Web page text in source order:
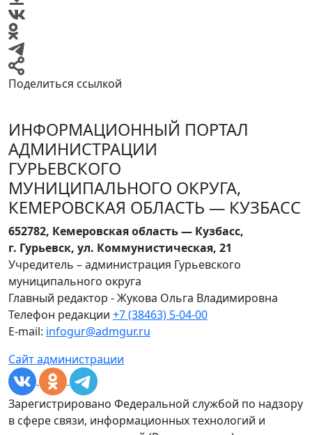
Поделиться ссылкой
ИНФОРМАЦИОННЫЙ ПОРТАЛ
АДМИНИСТРАЦИИ
ГУРЬЕВСКОГО
МУНИЦИПАЛЬНОГО ОКРУГА,
КЕМЕРОВСКАЯ ОБЛАСТЬ — КУЗБАСС
652782, Кемеровская область — Кузбасс,
г. Гурьевск, ул. Коммунистическая, 21
Учредитель – администрация Гурьевского
муниципального округа
Главный редактор - Жукова Ольга Владимировна
Телефон редакции +7 (38463) 5-04-00
E-mail: infogur@admgur.ru
Сайт администрации
Зарегистрировано Федеральной службой по надзору
в сфере связи, информационных технологий и